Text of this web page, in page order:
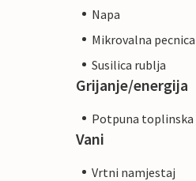
Napa
Mikrovalna pecnica
Susilica rublja
Grijanje/energija
Potpuna toplinska
Vani
Vrtni namjestaj